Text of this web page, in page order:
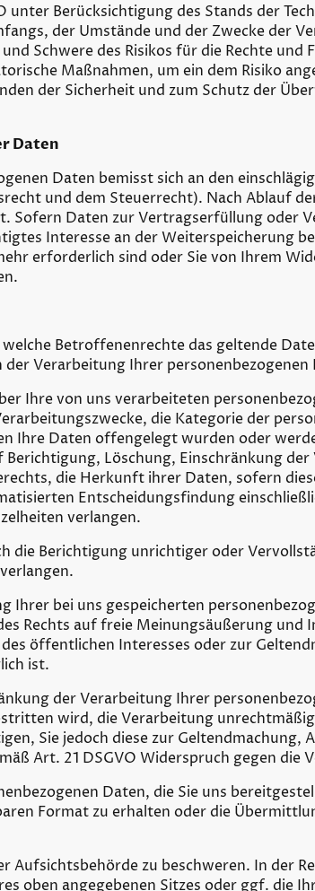
Berücksichtigung des Stands der
der Umstände und der Zwecke der
Schwere des Risikos für die Rechte und
Maßnahmen, um ein dem Risiko
der Sicherheit und zum Schutz der
Daten
Daten bemisst sich an den
und dem Steuerrecht). Nach Ablauf
Sofern Daten zur Vertragserfüllung oder
Interesse an der Weiterspeicherung
erforderlich sind oder Sie von Ihrem
Betroffenenrechte das geltende
Verarbeitung Ihrer
Ihre von uns verarbeiteten
die Kategorie der
Ihre Daten offengelegt wurden oder
Berichtigung, Löschung, Einschränkung
die Herkunft ihrer Daten, sofern
Entscheidungsfindung
verlangen.
die Berichtigung unrichtiger oder
Ihrer bei uns gespeicherten
Rechts auf freie Meinungsäußerung
öffentlichen Interesses oder zur
ist.
der Verarbeitung Ihrer
wird, die Verarbeitung
Sie jedoch diese zur Geltendmachung,
Art. 21 DSGVO Widerspruch gegen die
Daten, die Sie uns
Format zu erhalten oder die
Aufsichtsbehörde zu beschweren. In der
oben angegebenen Sitzes oder ggf. die